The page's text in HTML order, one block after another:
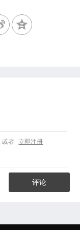
或者 立即注册
评论